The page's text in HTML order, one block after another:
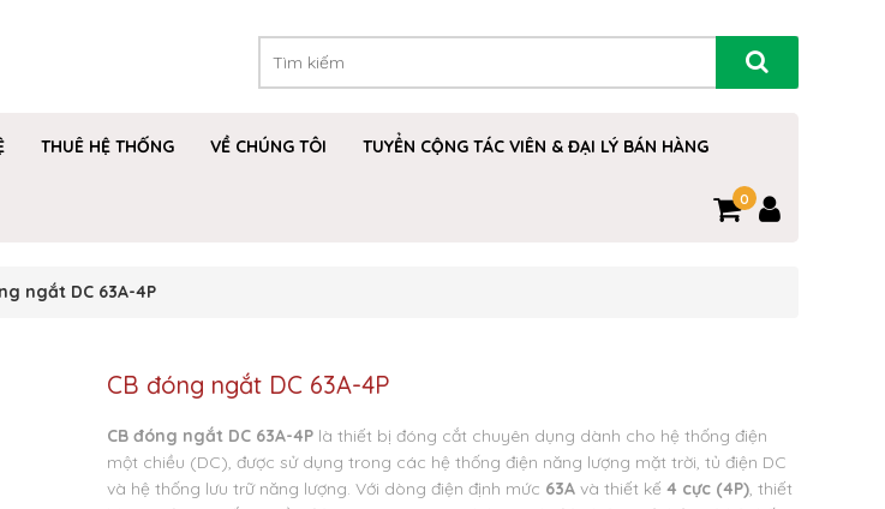
THUÊ HỆ THỐNG VỀ CHÚNG TÔI TUYỂN CỘNG TÁC VIÊN & ĐẠI LÝ BÁN HÀNG
0
ngắt DC 63A-4P
CB đóng ngắt DC 63A-4P
CB đóng ngắt DC 63A-4P là thiết bị đóng cắt chuyên dụng dành cho hệ thống điện
một chiều (DC), được sử dụng trong các hệ thống điện năng lượng mặt trời, tủ điện DC
và hệ thống lưu trữ năng lượng. Với dòng điện định mức 63A và thiết kế 4 cực (4P), thiết